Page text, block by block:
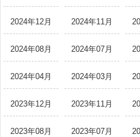
2024年12月 2024年11月
2024年08月 2024年07月
2024年04月 2024年03月
2023年12月 2023年11月
2023年08月 2023年07月